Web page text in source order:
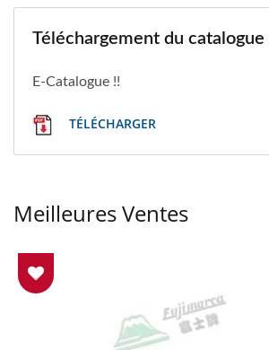
Téléchargement du
E-Catalogue !!
TÉLÉCHARGER
Meilleures Ventes